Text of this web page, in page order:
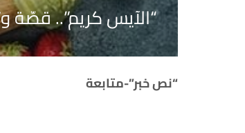
“الآيس كريم”.. قصّة
“نص خبر”-متابعة